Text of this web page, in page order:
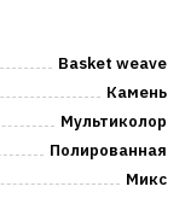
Basket weave
Камень
Мультиколор
Полированная
Микс